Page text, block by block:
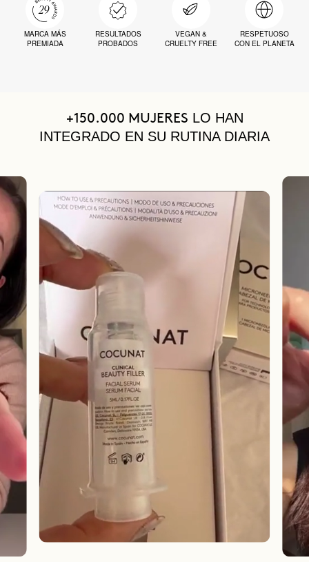
MARCA MÁS
PREMIADA
RESULTADOS
PROBADOS
VEGAN &
CRUELTY FREE
RESPETUOSO
CON EL PLANETA
+150.000 MUJERES LO HAN
INTEGRADO EN SU RUTINA DIARIA